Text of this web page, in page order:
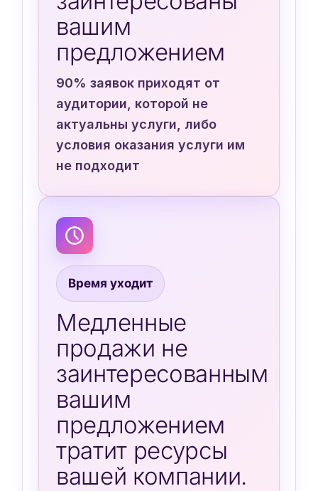
вашим
предложением
90% заявок приходят от
аудитории, которой не
актуальны услуги, либо
условия оказания услуги им
не подходит
Время уходит
Медленные
продажи не
заинтересованным
вашим
предложением
тратит ресурсы
вашей компании.